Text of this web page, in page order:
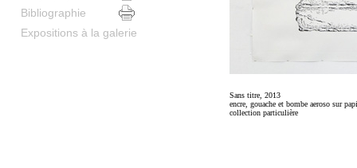
Bibliographie
Expositions à la galerie
Sans titre, 2013
encre, gouache et bombe aeroso sur
collection particulière